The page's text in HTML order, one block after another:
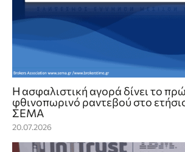
Η ασφαλιστική αγορά δίνει το
φθινοπωρινό ραντεβού στο
ΣΕΜΑ
20.07.2026